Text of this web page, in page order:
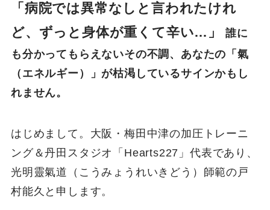
「病院では異常なしと言われたけれ
ど、ずっと身体が重くて辛い…」
誰に
も分かってもらえないその不調、あなたの「氣
（エネルギー）」が枯渇しているサインかもし
れません。
はじめまして。大阪・梅田中津の加圧トレーニ
ング＆丹田スタジオ「Hearts227」代表であり、
光明靈氣道（こうみょうれいきどう）師範の戸
村能久と申します。